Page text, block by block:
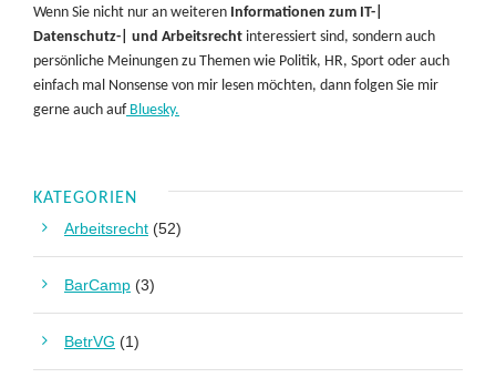
Wenn Sie nicht nur an weiteren Informationen zum IT-|
Datenschutz-| und Arbeitsrecht interessiert sind, sondern auch
persönliche Meinungen zu Themen wie Politik, HR, Sport oder auch
einfach mal Nonsense von mir lesen möchten, dann folgen Sie mir
gerne auch aufBluesky.
KATEGORIEN
Arbeitsrecht (52)
BarCamp (3)
BetrVG (1)